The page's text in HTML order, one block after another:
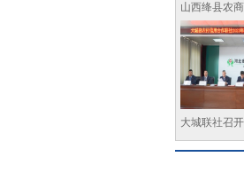
山西绛县农
大城联社召